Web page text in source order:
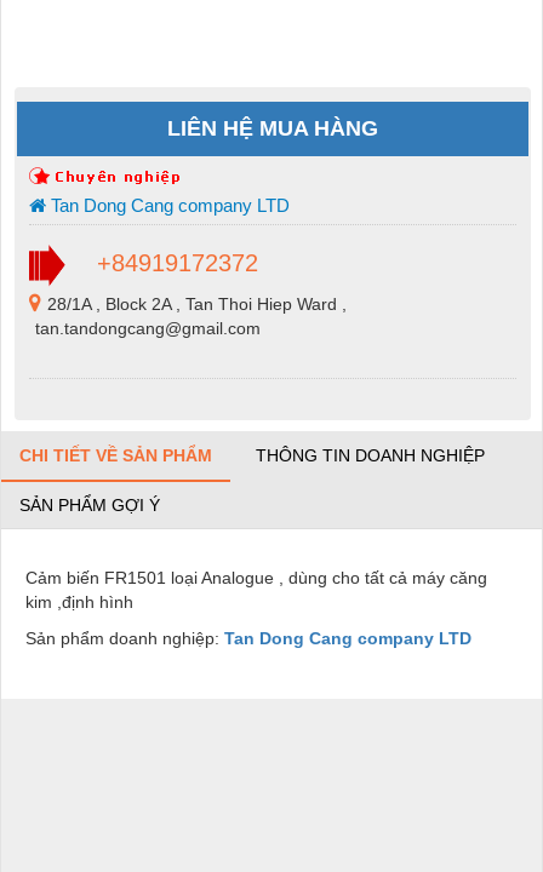
LIÊN HỆ MUA HÀNG
Tan Dong Cang company LTD
+84919172372
28/1A , Block 2A , Tan Thoi Hiep Ward ,
tan.tandongcang@gmail.com
CHI TIẾT VỀ SẢN PHẨM THÔNG TIN DOANH NGHIỆP
SẢN PHẨM GỢI Ý
Cảm biến FR1501 loại Analogue , dùng cho tất cả máy căng
kim ,định hình
Sản phẩm doanh nghiệp: Tan Dong Cang company LTD